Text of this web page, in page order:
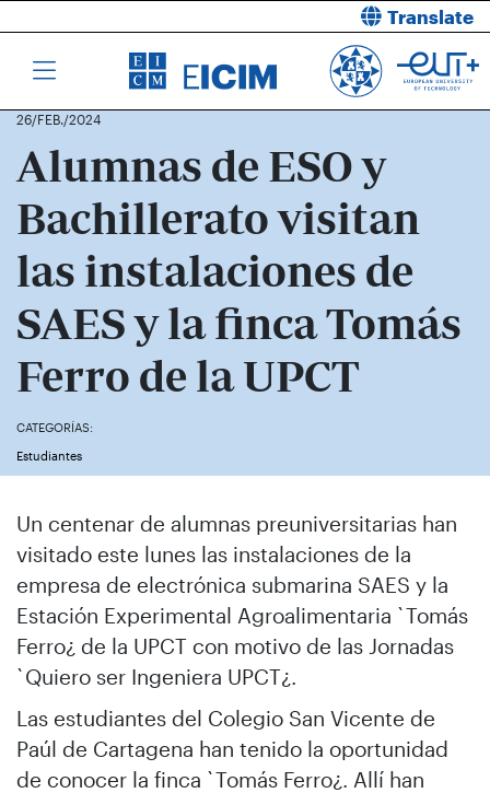
Translate
26/FEB./2024
Alumnas de ESO y
Bachillerato visitan
las instalaciones de
SAES y la finca Tomás
Ferro de la UPCT
CATEGORÍAS:
Estudiantes
Un centenar de alumnas preuniversitarias han
visitado este lunes las instalaciones de la
empresa de electrónica submarina SAES y la
Estación Experimental Agroalimentaria `Tomás
Ferro¿ de la UPCT con motivo de las Jornadas
`Quiero ser Ingeniera UPCT¿.
Las estudiantes del Colegio San Vicente de
Paúl de Cartagena han tenido la oportunidad
de conocer la finca `Tomás Ferro¿. Allí han